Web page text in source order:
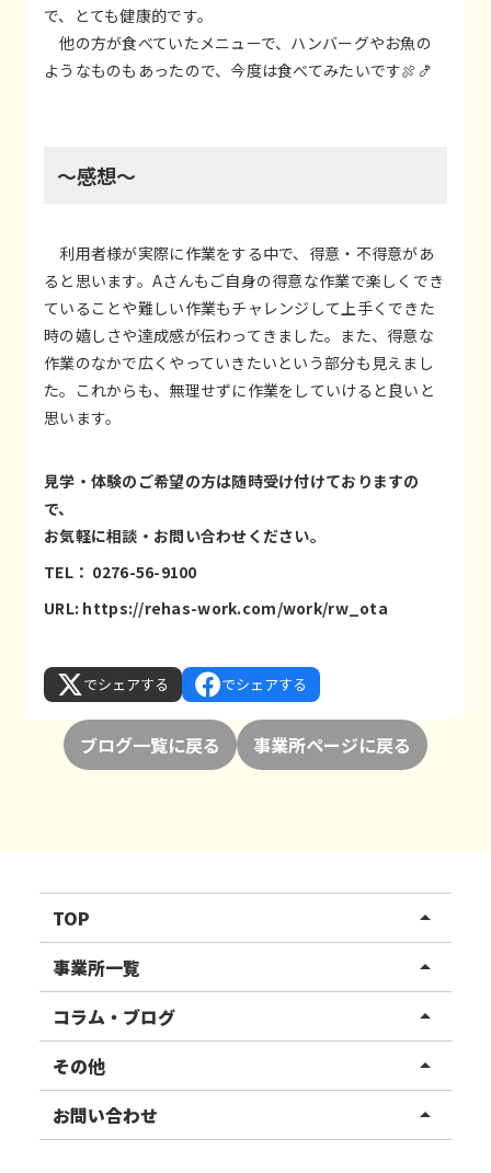
で、とても健康的です。
他の方が食べていたメニューで、ハンバーグやお魚の
ようなものもあったので、今度は食べてみたいです🍖🍤
～感想～
利用者様が実際に作業をする中で、得意・不得意があ
ると思います。Aさんもご自身の得意な作業で楽しくでき
ていることや難しい作業もチャレンジして上手くできた
時の嬉しさや達成感が伝わってきました。また、得意な
作業のなかで広くやっていきたいという部分も見えまし
た。これからも、無理せずに作業をしていけると良いと
思います。
見学・体験のご希望の方は随時受け付けておりますの
で、
お気軽に相談・お問い合わせください。
TEL： 0276-56-9100
URL: https://rehas-work.com/work/rw_ota
でシェアする でシェアする
ブログ一覧に戻る 事業所ページに戻る
TOP arrow_drop_up
リハスワーク
リハスファーム
事業所一覧 arrow_drop_up
関東エリア
東北エリア
甲信越エリア
コラム・ブログ arrow_drop_up
事業所ブログ
ご利用者様の声
その他 arrow_drop_up
お知らせ
お問い合わせ arrow_drop_up